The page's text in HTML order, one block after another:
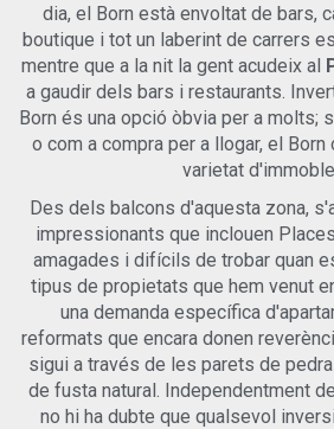
completament equipat, assegurant un
comoditat.Situat a la icònica Avinguda
cobejada Dreta de l'Eixample, la zona
elegant, amplis bulevards i el millor de
barceloní. Botigues de disseny, cafès
excel·lents restaurants, supermercats
estan a prop. La zona està molt ben
múltiples opcions d'autobús, tramvia i
tots els detalls i concertar una visita
aquesta propietat única es llogui.Avís
d'una propietat de nova construcció
lloguer no està subjecte a l'Índex de
Catalunya, segons la Llei 12/2023 de
Dret a l'Habitatge, i la normativa
dia, el Born està envoltat de bars,
boutique i tot un laberint de carrers
mentre que a la nit la gent acudeix al
a gaudir dels bars i restaurants.
Born és una opció òbvia per a molts;
o com a compra per a llogar, el
varietat
Des dels balcons d'aquesta zona,
impressionants que inclouen
amagades i difícils de trobar quan
tipus de propietats que hem venut
una demanda específica
reformats que encara donen
sigui a través de les parets de
de fusta natural. Independentment
no hi ha dubte que qualsevol